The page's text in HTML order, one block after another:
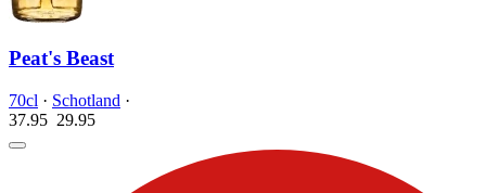
Peat's Beast
70cl · Schotland ·
37.95 29.95